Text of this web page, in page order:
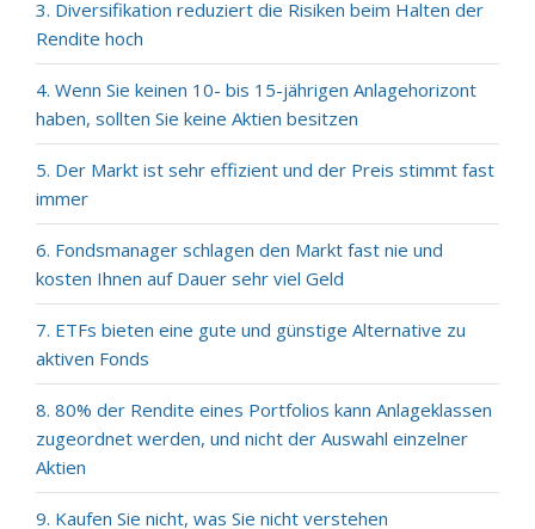
3. Diversifikation reduziert die Risiken beim Halten der
Rendite hoch
4. Wenn Sie keinen 10- bis 15-jährigen Anlagehorizont
haben, sollten Sie keine Aktien besitzen
5. Der Markt ist sehr effizient und der Preis stimmt fast
immer
6. Fondsmanager schlagen den Markt fast nie und
kosten Ihnen auf Dauer sehr viel Geld
7. ETFs bieten eine gute und günstige Alternative zu
aktiven Fonds
8. 80% der Rendite eines Portfolios kann Anlageklassen
zugeordnet werden, und nicht der Auswahl einzelner
Aktien
9. Kaufen Sie nicht, was Sie nicht verstehen